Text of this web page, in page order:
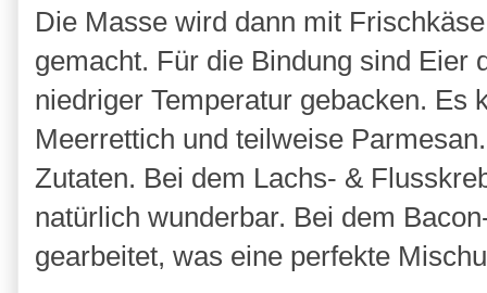
Die Masse wird dann mit
gemacht. Für die Bindung sind Eier
niedriger Temperatur gebacken. Es
Meerrettich und teilweise
Zutaten. Bei dem Lachs- &
natürlich wunderbar. Bei dem
gearbeitet, was eine perfekte